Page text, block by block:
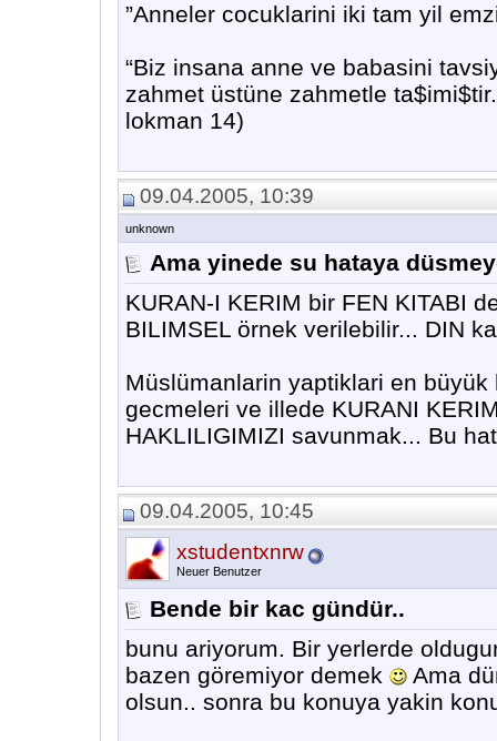
”Anneler cocuklarini iki tam yil
“Biz insana anne ve babasini
zahmet üstüne zahmetle
lokman 14)
09.04.2005, 10:39
unknown
Ama yinede su hataya
KURAN-I KERIM bir FEN KITABI
BILIMSEL örnek verilebilir... DIN
Müslümanlarin yaptiklari en büyük
gecmeleri ve illede KURANI
HAKLILIGIMIZI savunmak... Bu
09.04.2005, 10:45
xstudentxnrw
Neuer Benutzer
Bende bir kac gündür..
bunu ariyorum. Bir yerlerde
bazen göremiyor demek
Ama
olsun.. sonra bu konuya yakin